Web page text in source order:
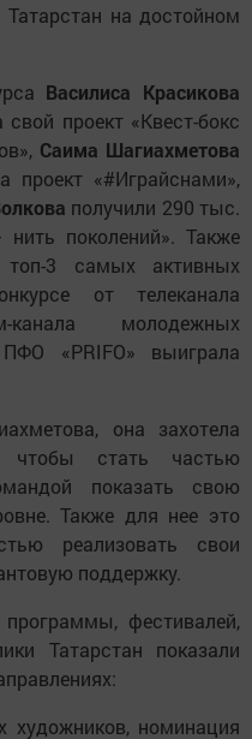
Татарстан на достойном
Василиса Красикова
проект «Квест-бокс
Саима Шагиахметова
проект «#Играйснами»,
получили 290 тыс.
поколений». Также
3 самых активных
от телеканала
молодежных
«PRIFO» выиграла
она захотела
чтобы стать частью
показать свою
Также для нее это
реализовать свои
поддержку.
фестивалей,
Татарстан показали
номинация